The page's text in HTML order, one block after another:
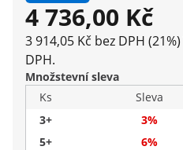
4 736,00 Kč
3 914,05 Kč bez DPH (21%)
DPH.
Množstevní sleva
Ks
Sleva
3+
3%
5+
6%